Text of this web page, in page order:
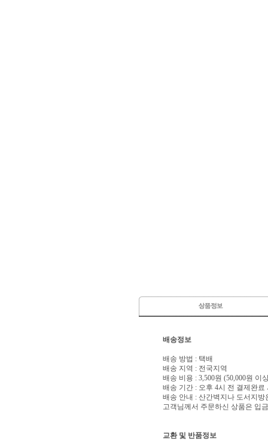
배송정보
배송 방법 : 택배
배송 지역 : 전국지역
배송 비용 : 3,500원 (50,000원 이
배송 기간 : 오후 4시 전 결제완료
배송 안내 : 산간벽지나 도서지
고객님께서 주문하신 상품은 입
교환 및 반품정보